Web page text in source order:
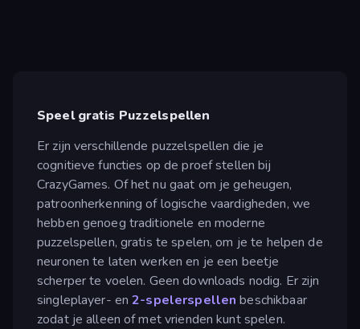
Speel gratis Puzzelspellen
Er zijn verschillende puzzelspellen die je
cognitieve functies op de proef stellen bij
CrazyGames. Of het nu gaat om je geheugen,
patroonherkenning of logische vaardigheden, we
hebben genoeg traditionele en moderne
puzzelspellen, gratis te spelen, om je te helpen de
neuronen te laten werken en je een beetje
scherper te voelen. Geen downloads nodig. Er zijn
singleplayer- en2-spelerspellen beschikbaar
zodat je alleen of met vrienden kunt spelen.